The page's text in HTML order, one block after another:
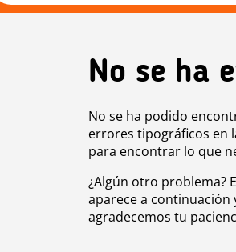
No se ha
No se ha podido
errores tipográficos en
para encontrar lo que
¿Algún otro problema?
aparece a
agradecemos tu